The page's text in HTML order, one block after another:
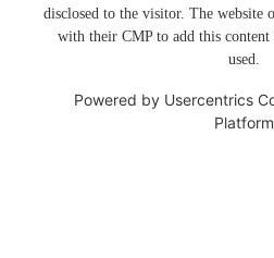
disclosed to the visitor. The website
with their CMP to add this
used.
Powered by Usercentrics
Platform